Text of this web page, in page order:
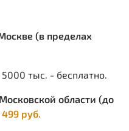
(в пределах
тыс. - бесплатно.
области (до
499 руб.